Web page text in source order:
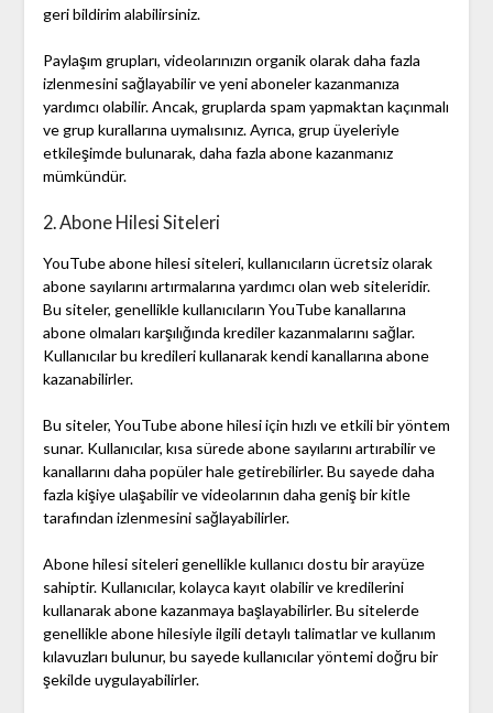
geri bildirim alabilirsiniz.
Paylaşım grupları, videolarınızın organik olarak daha fazla
izlenmesini sağlayabilir ve yeni aboneler kazanmanıza
yardımcı olabilir. Ancak, gruplarda spam yapmaktan kaçınmalı
ve grup kurallarına uymalısınız. Ayrıca, grup üyeleriyle
etkileşimde bulunarak, daha fazla abone kazanmanız
mümkündür.
2. Abone Hilesi Siteleri
YouTube abone hilesi siteleri, kullanıcıların ücretsiz olarak
abone sayılarını artırmalarına yardımcı olan web siteleridir.
Bu siteler, genellikle kullanıcıların YouTube kanallarına
abone olmaları karşılığında krediler kazanmalarını sağlar.
Kullanıcılar bu kredileri kullanarak kendi kanallarına abone
kazanabilirler.
Bu siteler, YouTube abone hilesi için hızlı ve etkili bir yöntem
sunar. Kullanıcılar, kısa sürede abone sayılarını artırabilir ve
kanallarını daha popüler hale getirebilirler. Bu sayede daha
fazla kişiye ulaşabilir ve videolarının daha geniş bir kitle
tarafından izlenmesini sağlayabilirler.
Abone hilesi siteleri genellikle kullanıcı dostu bir arayüze
sahiptir. Kullanıcılar, kolayca kayıt olabilir ve kredilerini
kullanarak abone kazanmaya başlayabilirler. Bu sitelerde
genellikle abone hilesiyle ilgili detaylı talimatlar ve kullanım
kılavuzları bulunur, bu sayede kullanıcılar yöntemi doğru bir
şekilde uygulayabilirler.